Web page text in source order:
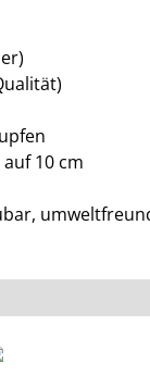
10 cm